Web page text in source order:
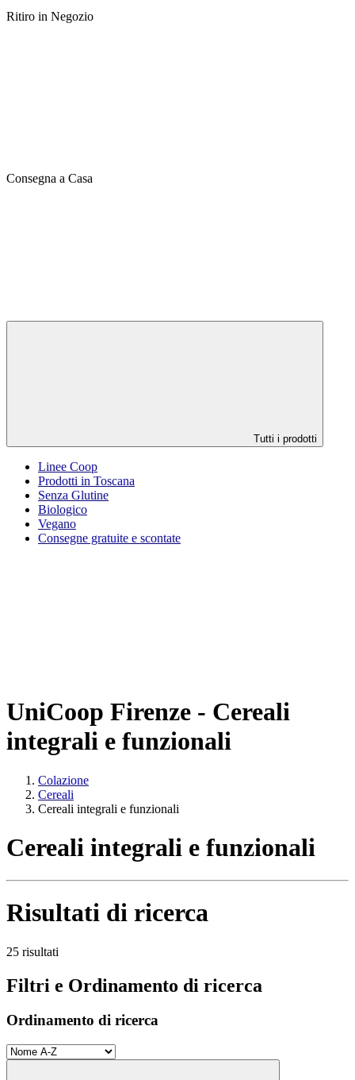
Ritiro in Negozio
Consegna a Casa
Tutti i prodotti
Linee Coop
Prodotti in Toscana
Senza Glutine
Biologico
Vegano
Consegne gratuite e scontate
UniCoop Firenze - Cereali
integrali e funzionali
Colazione
Cereali
Cereali integrali e funzionali
Cereali integrali e funzionali
Risultati di ricerca
25 risultati
Filtri e Ordinamento di ricerca
Ordinamento di ricerca